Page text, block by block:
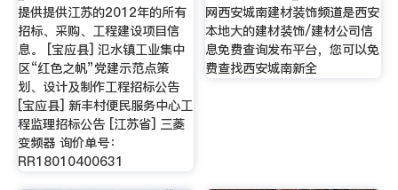
提供提供江苏的2012年的所有
招标、采购、工程建设项目信
息。 [宝应县] 氾水镇工业集中
区“红色之帆”党建示范点策
划、设计及制作工程招标公告
[宝应县] 新丰村便民服务中心工
程监理招标公告 [江苏省] 三菱
变频器 询价单号：
RR18010400631
网西安城南建材装饰频道是西安
本地大的建材装饰/建材公司信
息免费查询发布平台，您可以免
费查找西安城南新全